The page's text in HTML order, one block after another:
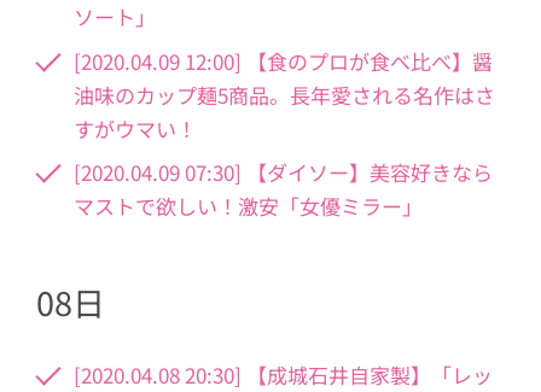
ソート」
[2020.04.09 12:00] 【食のプロが食べ比べ】醤
油味のカップ麺5商品。長年愛される名作はさ
すがウマい！
[2020.04.09 07:30] 【ダイソー】美容好きなら
マストで欲しい！激安「女優ミラー」
08日
[2020.04.08 20:30] 【成城石井自家製】「レッ